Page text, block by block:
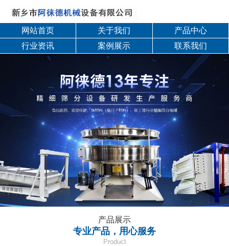
网站首页 关于我们
产品中心
行业资讯
案例展示 联系我们
产品展示
专业产品，用心服务
Product